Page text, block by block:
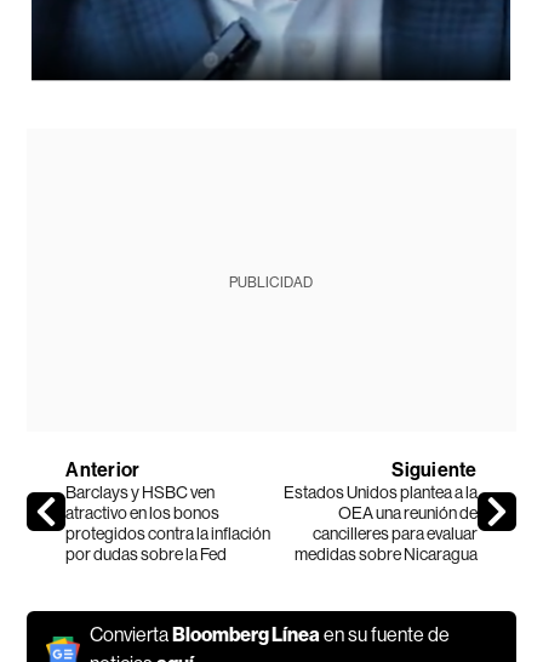
PUBLICIDAD
Anterior
Barclays y HSBC ven
atractivo en los bonos
protegidos contra la inflación
por dudas sobre la Fed
Siguiente
Estados Unidos plantea a la
OEA una reunión de
cancilleres para evaluar
medidas sobre Nicaragua
Convierta Bloomberg Líneaen su fuente de